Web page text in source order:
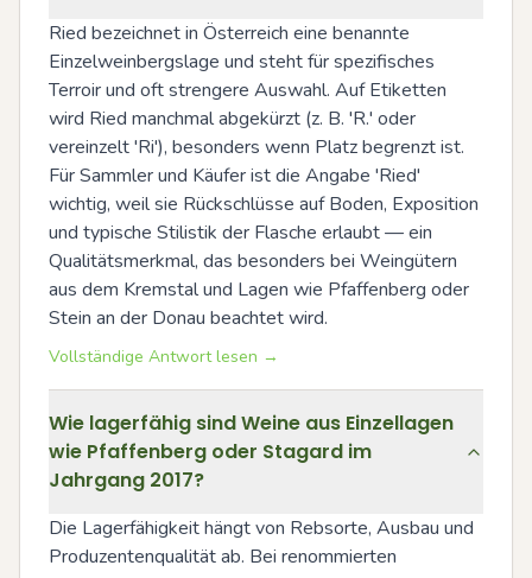
Ried bezeichnet in Österreich eine benannte
Einzelweinbergslage und steht für spezifisches
Terroir und oft strengere Auswahl. Auf Etiketten
wird Ried manchmal abgekürzt (z. B. 'R.' oder
vereinzelt 'Ri'), besonders wenn Platz begrenzt ist.
Für Sammler und Käufer ist die Angabe 'Ried'
wichtig, weil sie Rückschlüsse auf Boden, Exposition
und typische Stilistik der Flasche erlaubt — ein
Qualitätsmerkmal, das besonders bei Weingütern
aus dem Kremstal und Lagen wie Pfaffenberg oder
Stein an der Donau beachtet wird.
Vollständige Antwort lesen →
Wie lagerfähig sind Weine aus Einzellagen
wie Pfaffenberg oder Stagard im
Jahrgang 2017?
Die Lagerfähigkeit hängt von Rebsorte, Ausbau und
Produzentenqualität ab. Bei renommierten